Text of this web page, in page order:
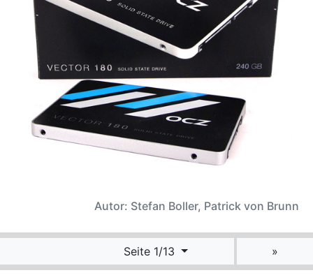
Autor: Stefan Boller, Patrick von Brunn
Seite 1/13 »